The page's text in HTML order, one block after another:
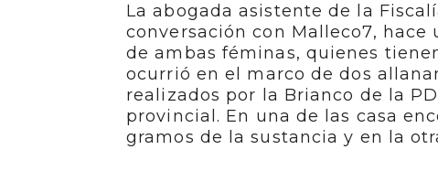
La abogada asistente de la
conversación con Malleco7,
de ambas féminas, quienes
ocurrió en el marco de dos
realizados por la Brianco de la
provincial. En una de las casa
gramos de la sustancia y en la